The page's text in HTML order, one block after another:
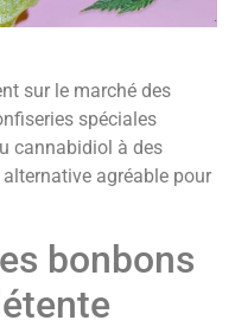
sur le marché des
spéciales
cannabidiol à des
agréable pour
bonbons